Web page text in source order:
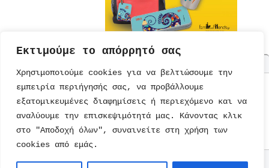
Εκτιμούμε το απόρρητό σας
Χρησιμοποιούμε cookies για να βελτιώσουμε την
εμπειρία περιήγησής σας, να προβάλλουμε
εξατομικευμένες διαφημίσεις ή περιεχόμενο και να
αναλύουμε την επισκεψιμότητά μας. Κάνοντας κλικ
στο "Αποδοχή όλων", συναινείτε στη χρήση των
cookies από εμάς.
ΤΟΥΡΤΕΣ
ΠΡΟΣΚΛΗΣΕΙΣ
ΠΑΡΑΜΥΘΙΑ
ΒΙΒΛΙΑ
ΠΑΙΧΝΙΔΙΑ
ΠΡΟΣΚΛΗΣΕΙΣ
ΠΑΙΔΙΚΟ
ΕΚΠΑΙΔΕΥΣΗ
ΨΥΥΧΑΓΩΓΙΑ
ΠΑΡΑΜΥΘΙΑ
ΤΕΤΡΑΔΙΑ
ΖΩΓΡΑΦΙΚΗΣ